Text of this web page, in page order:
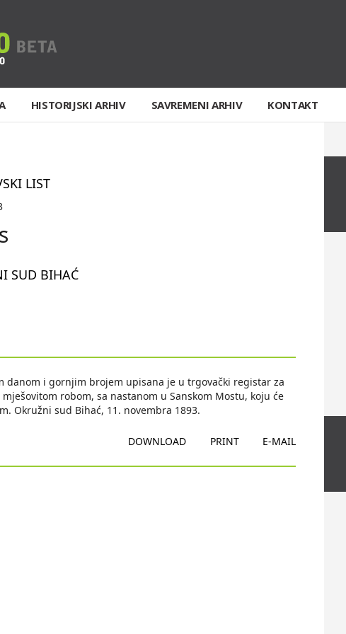
HISTORIJSKI ARHIV SAVREMENI ARHIV KONTAKT
LIST
SUD BIHAĆ
danom i gornjim brojem upisana je u trgovački registar za
robom, sa nastanom u Sanskom Mostu, koju će
Okružni sud Bihać, 11. novembra 1893.
DOWNLOAD PRINT E-MAIL